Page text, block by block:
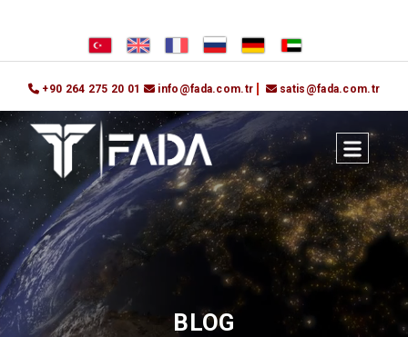
+90 264 275 20 01 info@fada.com.tr satis@fada.com.tr
BLOG